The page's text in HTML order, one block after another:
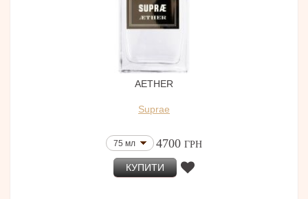
AETHER
Suprae
75 мл 4700 ГРН
КУПИТИ